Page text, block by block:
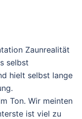
Zaunrealität
selbst
hielt selbst lange
Ton. Wir meinten
ist viel zu